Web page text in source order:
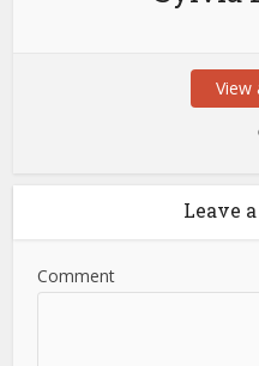
View
Leave
Comment